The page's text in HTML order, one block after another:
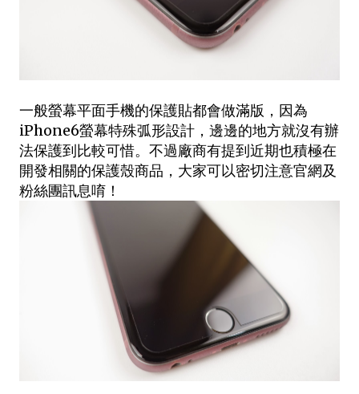
一般螢幕平面手機的保護貼都會做滿版，因為
iPhone6螢幕特殊弧形設計，邊邊的地方就沒有辦
法保護到比較可惜。不過廠商有提到近期也積極在
開發相關的保護殼商品，大家可以密切注意官網及
粉絲團訊息唷！